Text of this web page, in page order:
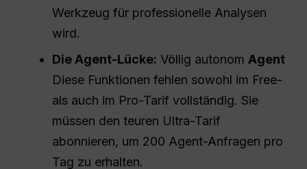
Werkzeug für professionelle Analysen
wird.
Die Agent-Lücke: Völlig autonom Agent
Diese Funktionen fehlen sowohl im Free-
als auch im Pro-Tarif vollständig. Sie
müssen den teuren Ultra-Tarif
abonnieren, um 200 Agent-Anfragen pro
Tag zu erhalten.